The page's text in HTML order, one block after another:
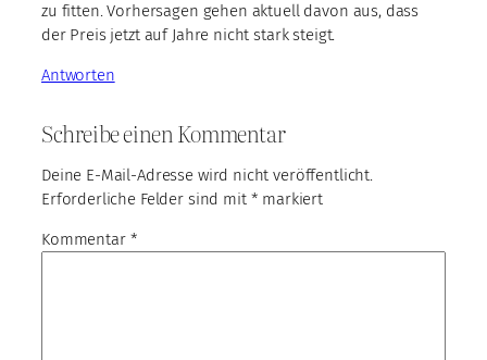
zu fitten. Vorhersagen gehen aktuell davon aus, dass
der Preis jetzt auf Jahre nicht stark steigt.
Antworten
Schreibe einen Kommentar
Deine E-Mail-Adresse wird nicht veröffentlicht.
Erforderliche Felder sind mit * markiert
Kommentar *